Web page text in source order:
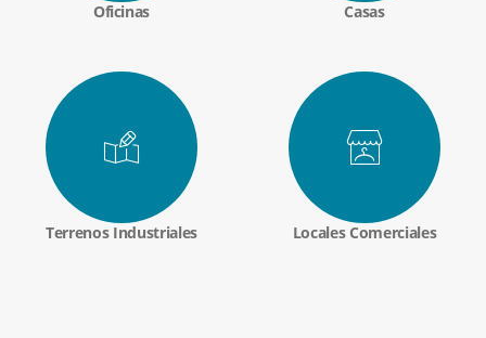
Oficinas Casas
Terrenos Industriales Locales Comerciales